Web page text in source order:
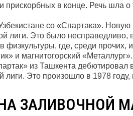
прискорбных в конце. Речь шла
со «Спартака».
лиги. Это было
физкультуры, где, среди
и магнитогорский
из Ташкента дебютировал
лиги. Это произошло в 1978
ЗАЛИВОЧНОЙ